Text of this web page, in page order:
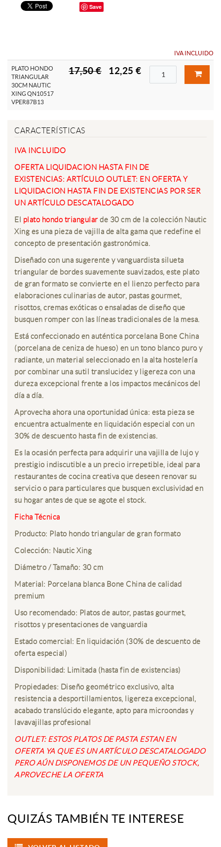
Save
IVA INCLUIDO
PLATO HONDO
TRIANGULAR
30CM NAUTIC
XING QN10517
VPER87B13
17,50 € 12,25 €
CARACTERÍSTICAS
IVA INCLUIDO
OFERTA LIQUIDACION HASTA FIN DE
EXISTENCIAS: ARTÍCULO OUTLET: EN OFERTA Y
LIQUIDACION HASTA FIN DE EXISTENCIAS POR SER
UN ARTÍCULO DESCATALOGADO
El plato hondo triangular de 30 cm de la colección Nautic
Xing es una pieza de vajilla de alta gama que redefine el
concepto de presentación gastronómica.
Diseñado con una sugerente y vanguardista silueta
triangular de bordes suavemente suavizados, este plato
de gran formato se convierte en el lienzo perfecto para
elaboraciones culinarias de autor, pastas gourmet,
risottos, cremas exóticas o ensaladas de diseño que
busquen romper con las líneas tradicionales de la mesa.
Está confeccionado en auténtica porcelana Bone China
(porcelana de ceniza de hueso) en un tono blanco puro y
radiante, un material seleccionado en la alta hostelería
por combinar una sutil translucidez y ligereza con una
dureza excepcional frente a los impactos mecánicos del
día a día.
Aprovecha ahora una oportunidad única: esta pieza se
encuentra actualmente en liquidación especial con un
30% de descuento hasta fin de existencias.
Es la ocasión perfecta para adquirir una vajilla de lujo y
prestigio indiscutible a un precio irrepetible, ideal para
restaurantes de cocina creativa que deseen renovar su
servicio o para particulares que busquen exclusividad en
su hogar antes de que se agote el stock.
Ficha Técnica
Producto: Plato hondo triangular de gran formato
Colección: Nautic Xing
Diámetro / Tamaño: 30 cm
Material: Porcelana blanca Bone China de calidad
premium
Uso recomendado: Platos de autor, pastas gourmet,
risottos y presentaciones de vanguardia
Estado comercial: En liquidación (30% de descuento de
oferta especial)
Disponibilidad: Limitada (hasta fin de existencias)
Propiedades: Diseño geométrico exclusivo, alta
resistencia a desportillamientos, ligereza excepcional,
acabado translúcido elegante, apto para microondas y
lavavajillas profesional
OUTLET: ESTOS PLATOS DE PASTA ESTAN EN
OFERTA YA QUE ES UN ARTÍCULO DESCATALOGADO
PERO AÚN DISPONEMOS DE UN PEQUEÑO STOCK,
APROVECHE LA OFERTA
QUIZÁS TAMBIÉN TE INTERESE